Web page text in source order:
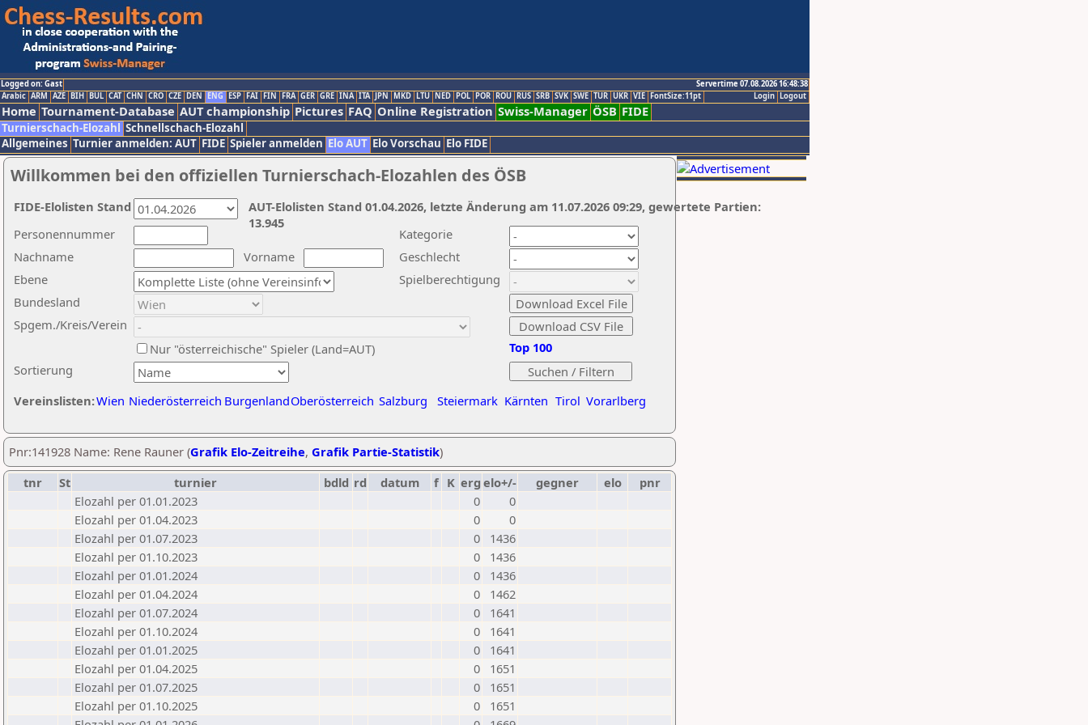
Logged on: Gast
Servertime 07.08.2026 16:48:38
Logout
Login
Arabic ARM AZE BIH BUL CAT CHN CRO CZE DEN ENG ESP FAI FIN FRA GER GRE INA ITA JPN MKD LTU NED POL POR ROU RUS SRB SVK SWE TUR UKR VIE FontSize:11pt
Home Tournament-Database AUT championship Pictures FAQ Online Registration Swiss-Manager ÖSB FIDE
Turnierschach-Elozahl Schnellschach-Elozahl
Allgemeines Turnier anmelden: AUT FIDE Spieler anmelden Elo AUT Elo Vorschau Elo FIDE
Willkommen bei den offiziellen Turnierschach-Elozahlen des ÖSB
Nachname
Vorname
Ebene
Kategorie
Sortierung
Personennummer
Bundesland
Spgem./Kreis/Verein
Geschlecht
Nur "österreichische" Spieler (Land=AUT)
Spielberechtigung
Vereinslisten:Wien Niederösterreich BurgenlandOberösterreich Salzburg Steiermark Kärnten Tirol Vorarlberg
Top 100
AUT-Elolisten Stand 01.04.2026, letzte Änderung am 11.07.2026 09:29, gewertete Partien:
13.945
FIDE-Elolisten Stand
Pnr:141928 Name: Rene Rauner (Grafik Elo-Zeitreihe, Grafik Partie-Statistik)
tnr
St turnier bdld rd datum f K erg elo+/- gegner elo
pnr
Elozahl per 01.01.2023
0
0
Elozahl per 01.04.2023
0
0
Elozahl per 01.07.2023
0
1436
Elozahl per 01.10.2023
0
1436
Elozahl per 01.01.2024
0
1436
Elozahl per 01.04.2024
0
1462
Elozahl per 01.07.2024
0
1641
Elozahl per 01.10.2024
0
1641
Elozahl per 01.01.2025
0
1641
Elozahl per 01.04.2025
0
1651
Elozahl per 01.07.2025
0
1651
Elozahl per 01.10.2025
0
1651